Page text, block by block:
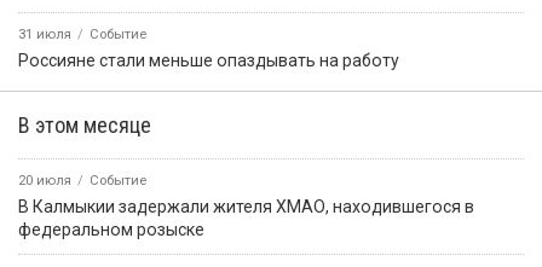
31 июля Событие
Россияне стали меньше опаздывать на работу
В этом месяце
20 июля Событие
В Калмыкии задержали жителя ХМАО, находившегося в
федеральном розыске